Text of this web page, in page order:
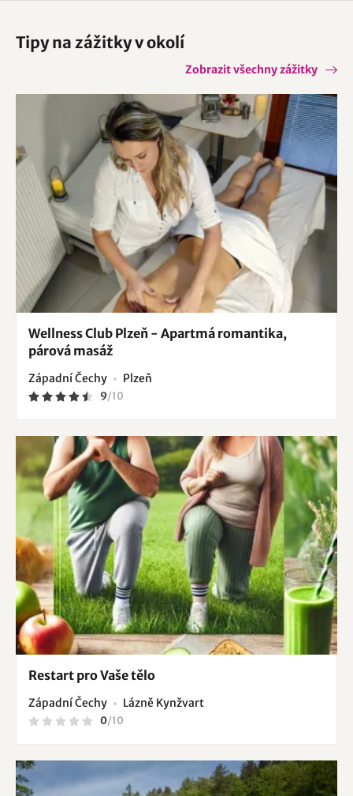
Tipy na zážitky v okolí
Zobrazit všechny zážitky
Wellness Club Plzeň - Apartmá romantika,
párová masáž
Západní Čechy Plzeň
9/10
Restart pro Vaše tělo
Západní Čechy Lázně Kynžvart
0/10